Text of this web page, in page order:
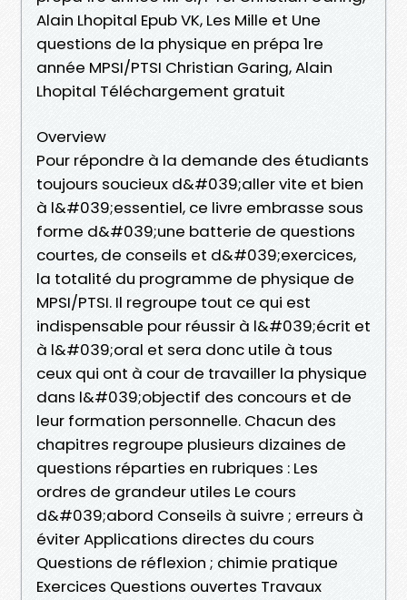
Alain Lhopital Epub VK, Les Mille et Une
questions de la physique en prépa 1re
année MPSI/PTSI Christian Garing, Alain
Lhopital Téléchargement gratuit
Overview
Pour répondre à la demande des étudiants
toujours soucieux d&#039;aller vite et bien
à l&#039;essentiel, ce livre embrasse sous
forme d&#039;une batterie de questions
courtes, de conseils et d&#039;exercices,
la totalité du programme de physique de
MPSI/PTSI. Il regroupe tout ce qui est
indispensable pour réussir à l&#039;écrit et
à l&#039;oral et sera donc utile à tous
ceux qui ont à cour de travailler la physique
dans l&#039;objectif des concours et de
leur formation personnelle. Chacun des
chapitres regroupe plusieurs dizaines de
questions réparties en rubriques : Les
ordres de grandeur utiles Le cours
d&#039;abord Conseils à suivre ; erreurs à
éviter Applications directes du cours
Questions de réflexion ; chimie pratique
Exercices Questions ouvertes Travaux